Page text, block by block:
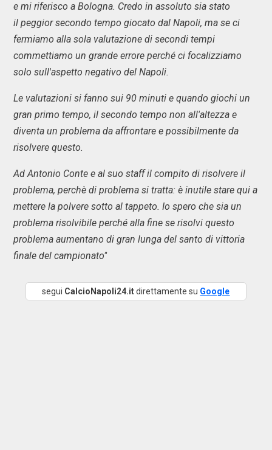
e mi riferisco a Bologna. Credo in assoluto sia stato
il peggior secondo tempo giocato dal Napoli, ma se ci
fermiamo alla sola valutazione di secondi tempi
commettiamo un grande errore perché ci focalizziamo
solo sull'aspetto negativo del Napoli.
Le valutazioni si fanno sui 90 minuti e quando giochi un
gran primo tempo, il secondo tempo non all'altezza e
diventa un problema da affrontare e possibilmente da
risolvere questo.
Ad Antonio Conte e al suo staff il compito di risolvere il
problema, perchè di problema si tratta: è inutile stare qui a
mettere la polvere sotto al tappeto. Io spero che sia un
problema risolvibile perché alla fine se risolvi questo
problema aumentano di gran lunga del santo di vittoria
finale del campionato"
segui CalcioNapoli24.itdirettamente su Google